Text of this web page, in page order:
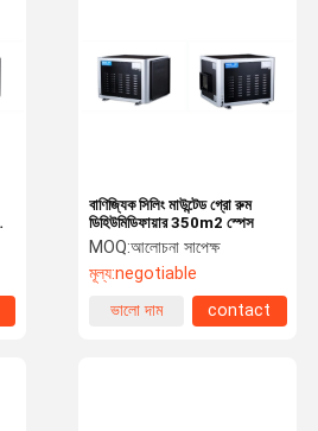
বাণিজ্যিক সিলিং মাউন্টেড গ্রো রুম
ডিহিউমিডিফায়ার 350m2 স্পেস
MOQ:আলোচনা সাপেক্ষ
মূল্য:negotiable
ভালো দাম
contact